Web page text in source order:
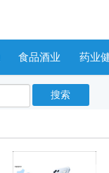
食品酒业 药业
搜索